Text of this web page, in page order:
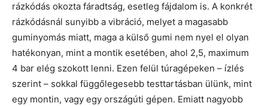
rázkódás okozta fáradtság, esetleg fájdalom is. A konkrét
rázkódásnál sunyibb a vibráció, melyet a magasabb
guminyomás miatt, maga a külső gumi nem nyel el olyan
hatékonyan, mint a montik esetében, ahol 2,5, maximum
4 bar elég szokott lenni. Ezen felül túragépeken – ízlés
szerint – sokkal függőlegesebb testtartásban ülünk, mint
egy montin, vagy egy országúti gépen. Emiatt nagyobb